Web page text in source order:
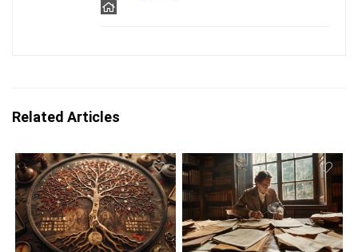
Related Articles